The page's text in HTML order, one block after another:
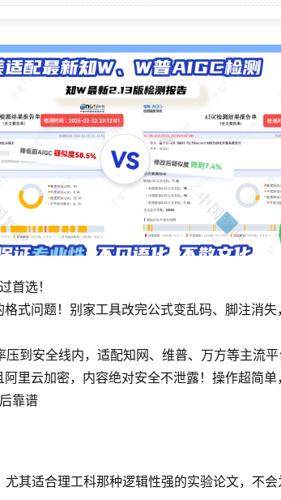
首选！
式问题！别家工具改完公式变乱码、脚注消
到安全线内，适配知网、维普、万方等主流
里云加密，内容绝对安全不泄露！操作超简
靠谱
其适合理工科那种逻辑性强的实验论文，不